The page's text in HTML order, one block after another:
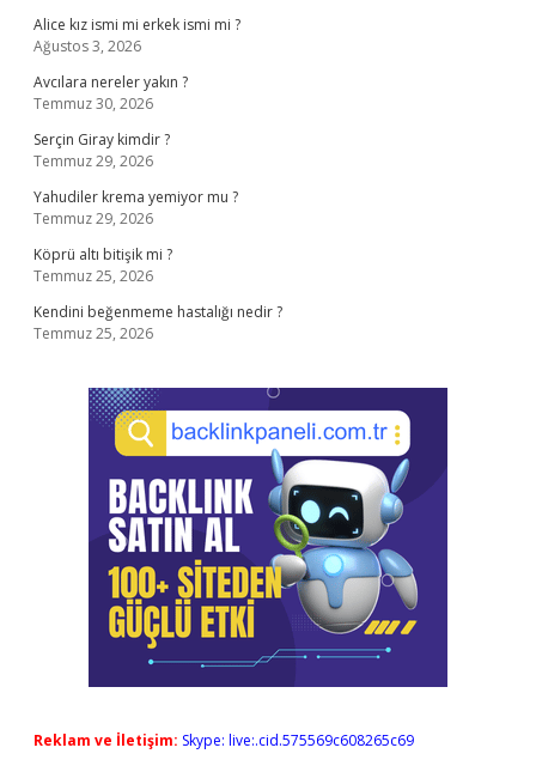
Alice kız ismi mi erkek ismi mi ?
Ağustos 3, 2026
Avcılara nereler yakın ?
Temmuz 30, 2026
Serçin Giray kimdir ?
Temmuz 29, 2026
Yahudiler krema yemiyor mu ?
Temmuz 29, 2026
Köprü altı bitişik mi ?
Temmuz 25, 2026
Kendini beğenmeme hastalığı nedir ?
Temmuz 25, 2026
Reklam ve İletişim: Skype: live:.cid.575569c608265c69